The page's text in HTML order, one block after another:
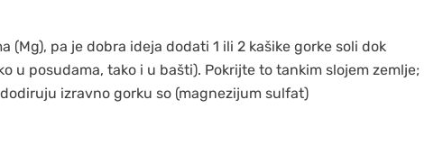
(Mg), pa je dobra ideja dodati 1 ili 2 kašike gorke soli dok
u posudama, tako i u bašti). Pokrijte to tankim slojem zemlje;
izravno gorku so (magnezijum sulfat)